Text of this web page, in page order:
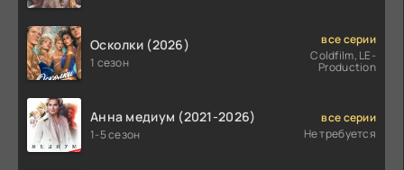
Осколки (2026)
1 сезон
все серии
Coldfilm, LE-
Production
Анна медиум (2021-2026)
1-5 сезон
все серии
Не требуется